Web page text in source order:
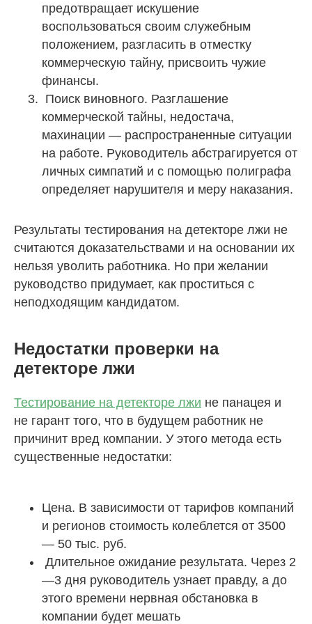
предотвращает искушение
воспользоваться своим служебным
положением, разгласить в отместку
коммерческую тайну, присвоить чужие
финансы.
Поиск виновного. Разглашение
коммерческой тайны, недостача,
махинации — распространенные ситуации
на работе. Руководитель абстрагируется от
личных симпатий и с помощью полиграфа
определяет нарушителя и меру наказания.
Результаты тестирования на детекторе лжи не
считаются доказательствами и на основании их
нельзя уволить работника. Но при желании
руководство придумает, как проститься с
неподходящим кандидатом.
Недостатки проверки на
детекторе лжи
Тестирование на детекторе лжи не панацея и
не гарант того, что в будущем работник не
причинит вред компании. У этого метода есть
существенные недостатки:
Цена. В зависимости от тарифов компаний
и регионов стоимость колеблется от 3500
— 50 тыс. руб.
Длительное ожидание результата. Через 2
—3 дня руководитель узнает правду, а до
этого времени нервная обстановка в
компании будет мешать